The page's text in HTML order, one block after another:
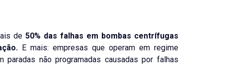
de 50% das falhas em bombas centrífugas
E mais: empresas que operam em regime
não programadas causadas por falhas